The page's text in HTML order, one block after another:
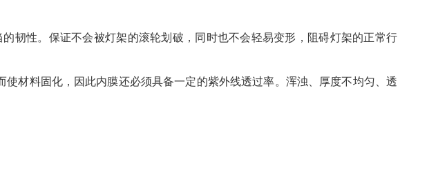
韧性。保证不会被灯架的滚轮划破，同时也不会轻易变形，阻碍灯架的正常行
材料固化，因此内膜还必须具备一定的紫外线透过率。浑浊、厚度不均匀、透